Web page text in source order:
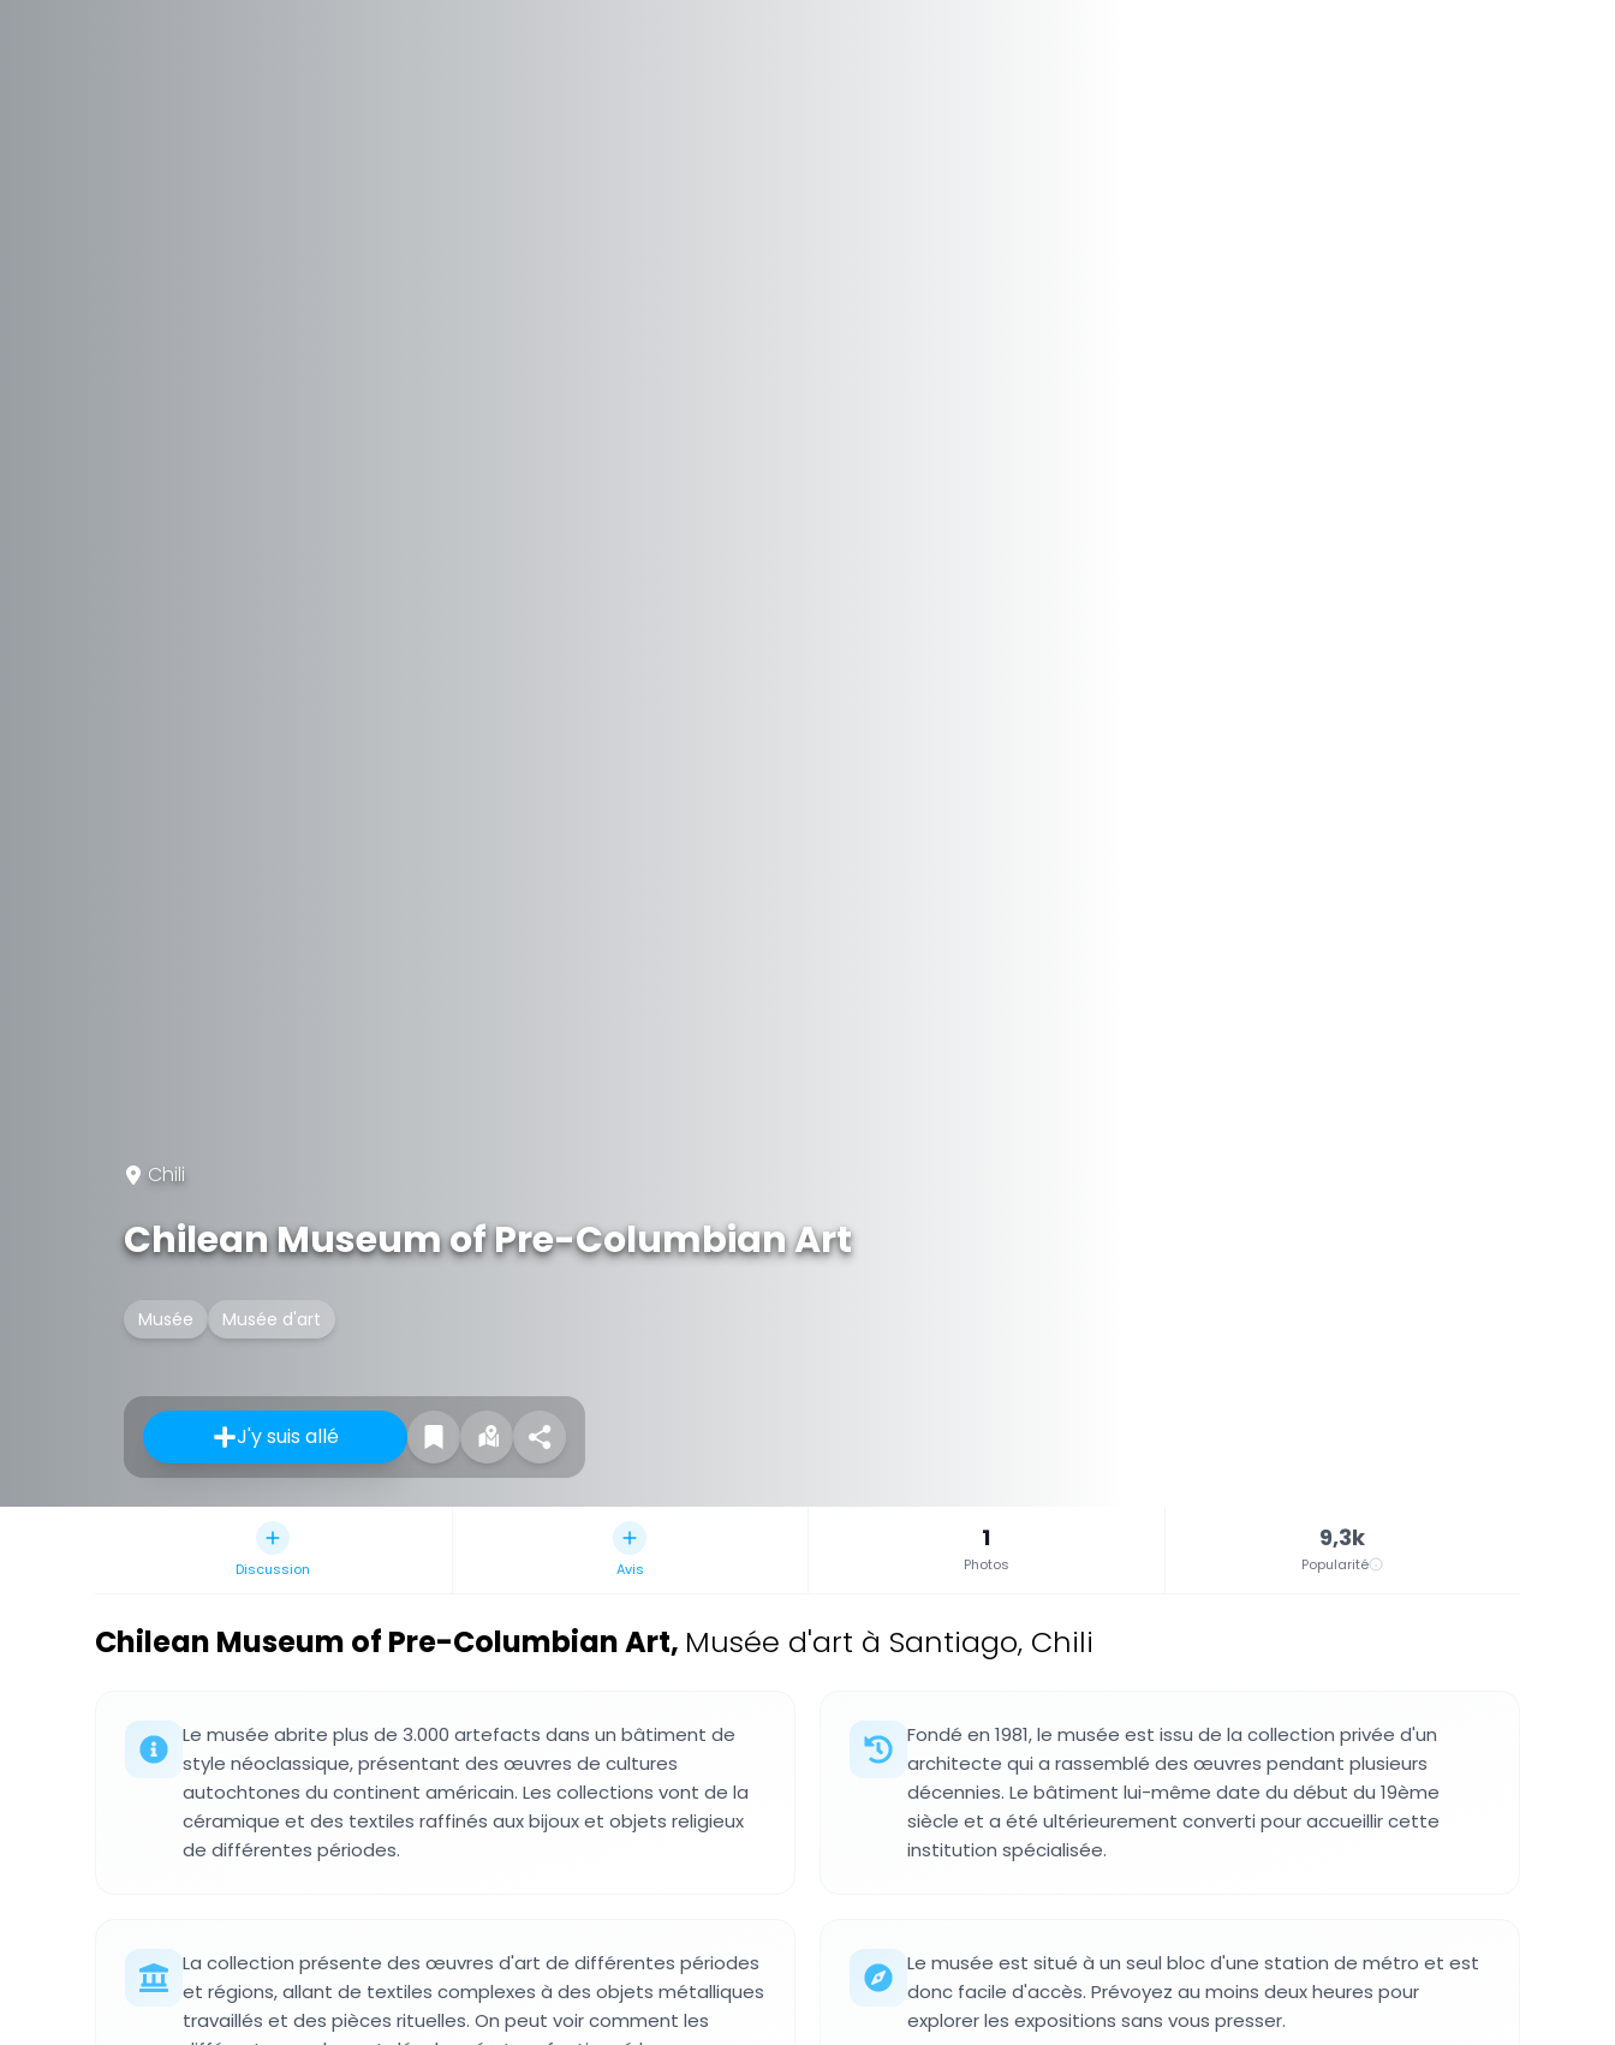
Chili
Chilean Museum of Pre-Columbian Art
Musée Musée d'art
J'y suis allé
Discussion Avis
1
Photos
9,3k
Popularité
Chilean Museum of Pre-Columbian Art, Musée d'art à Santiago, Chili
Le musée abrite plus de 3.000 artefacts dans un bâtiment de
style néoclassique, présentant des œuvres de cultures
autochtones du continent américain. Les collections vont de la
céramique et des textiles raffinés aux bijoux et objets religieux
de différentes périodes.
Fondé en 1981, le musée est issu de la collection privée d'un
architecte qui a rassemblé des œuvres pendant plusieurs
décennies. Le bâtiment lui-même date du début du 19ème
siècle et a été ultérieurement converti pour accueillir cette
institution spécialisée.
La collection présente des œuvres d'art de différentes périodes
et régions, allant de textiles complexes à des objets métalliques
travaillés et des pièces rituelles. On peut voir comment les
Le musée est situé à un seul bloc d'une station de métro et est
donc facile d'accès. Prévoyez au moins deux heures pour
explorer les expositions sans vous presser.